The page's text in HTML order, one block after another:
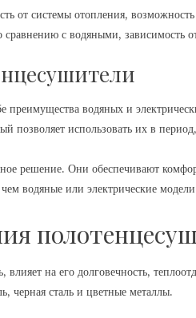
от системы отопления,
сравнению с водяными, зависимость
преимущества водяных и
использовать их в
решение. Они обеспечивают
водяные или электрические
влияет на его долговечность,
черная сталь и цветные металлы.